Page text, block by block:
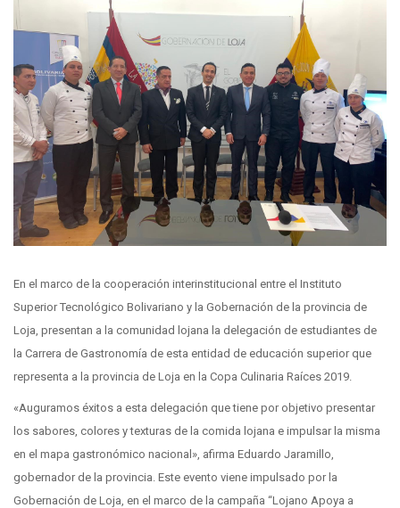
En el marco de la cooperación interinstitucional entre el Instituto
Superior Tecnológico Bolivariano y la Gobernación de la provincia de
Loja, presentan a la comunidad lojana la delegación de estudiantes de
la Carrera de Gastronomía de esta entidad de educación superior que
representa a la provincia de Loja en la Copa Culinaria Raíces 2019.
«Auguramos éxitos a esta delegación que tiene por objetivo presentar
los sabores, colores y texturas de la comida lojana e impulsar la misma
en el mapa gastronómico nacional», afirma Eduardo Jaramillo,
gobernador de la provincia. Este evento viene impulsado por la
Gobernación de Loja, en el marco de la campaña “Lojano Apoya a